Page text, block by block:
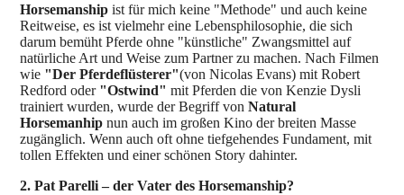
Horsemanshipist für mich keine "Methode" und auch keine
Reitweise, es ist vielmehr eine Lebensphilosophie, die sich
darum bemüht Pferde ohne "künstliche" Zwangsmittel auf
natürliche Art und Weise zum Partner zu machen. Nach Filmen
wie "Der Pferdeflüsterer"(von Nicolas Evans) mit Robert
Redford oder "Ostwind"mit Pferden die von Kenzie Dysli
trainiert wurden, wurde der Begriff vonNatural
Horsemanhipnun auch im großen Kino der breiten Masse
zugänglich. Wenn auch oft ohne tiefgehendes Fundament, mit
tollen Effekten und einer schönen Story dahinter.
2. Pat Parelli – der Vater des Horsemanship?